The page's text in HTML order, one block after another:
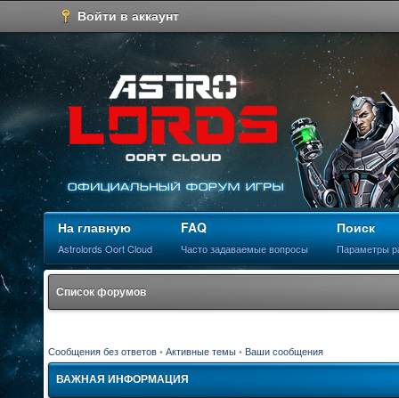
Войти в аккаунт
На главную
Astrolords Oort Cloud
FAQ
Часто задаваемые вопросы
Поиск
Параметры
Список форумов
Сообщения без ответов • Активные темы • Ваши сообщения
ВАЖНАЯ ИНФОРМАЦИЯ